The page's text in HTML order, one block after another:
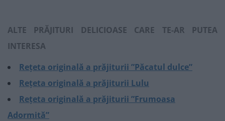
ALTE PRĂJITURI DELICIOASE CARE TE-AR PUTEA
INTERESA
Rețeta originală a prăjiturii ”Păcatul dulce”
Rețeta originală a prăjiturii Lulu
Rețeta originală a prăjiturii ”Frumoasa
Adormită”